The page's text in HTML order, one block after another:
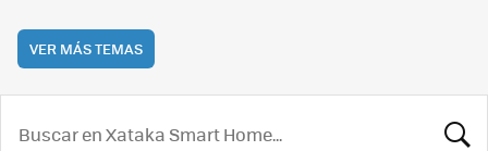
VER MÁS TEMAS